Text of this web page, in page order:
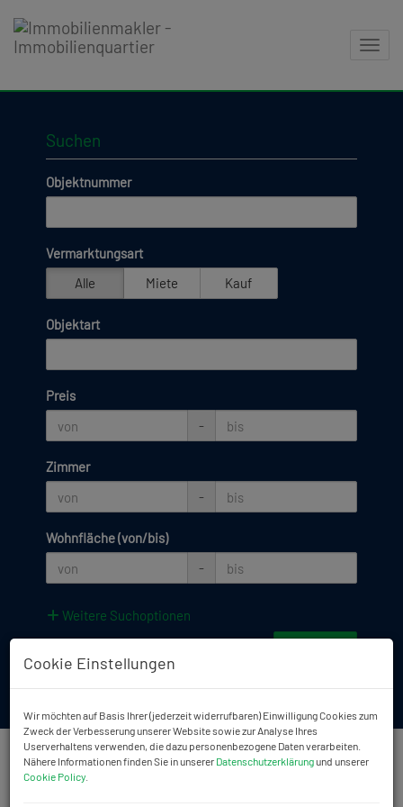
Suchen
Objektnummer
Vermarktungsart
Alle
Miete Kauf
Objektart
Preis
-
Zimmer
-
Wohnfläche (von/bis)
-
Weitere Suchoptionen
Unser
Cookie Einstellungen
Wir möchten auf Basis Ihrer (jederzeit widerrufbaren) Einwilligung Cookies zum
Zweck der Verbesserung unserer Website sowie zur Analyse Ihres
Userverhaltens verwenden, die dazu personenbezogene Daten verarbeiten.
Nähere Informationen finden Sie in unserer Datenschutzerklärungund unserer
Cookie Policy